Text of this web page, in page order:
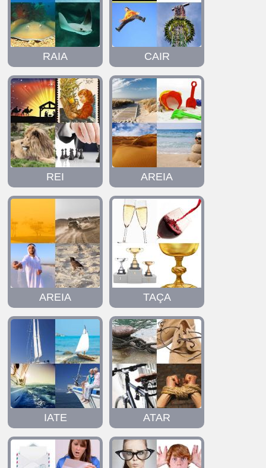
RAIA CAIR
REI AREIA
AREIA TAÇA
IATE ATAR